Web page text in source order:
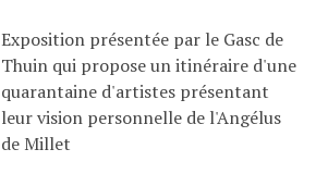
Exposition présentée par le Gasc de
Thuin qui propose un itinéraire d'une
quarantaine d'artistes présentant
leur vision personnelle de l'Angélus
de Millet